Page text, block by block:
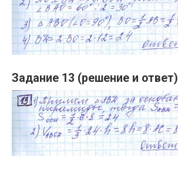
Задание 13 (решение и ответ)